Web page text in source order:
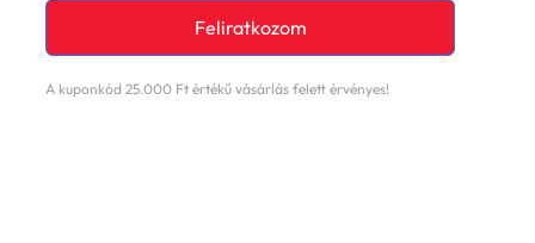
Feliratkozom
A kuponkód 25.000 Ft értékű vásárlás felett érvényes!